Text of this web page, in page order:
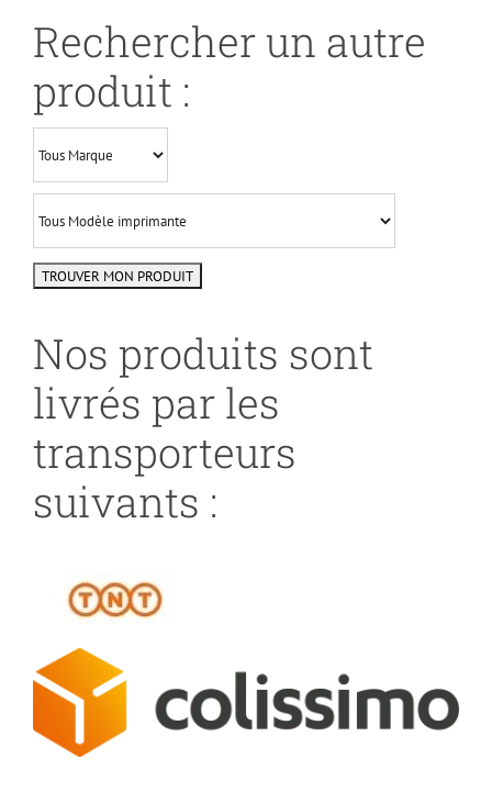
Rechercher un autre
produit :
Nos produits sont
livrés par les
transporteurs
suivants :